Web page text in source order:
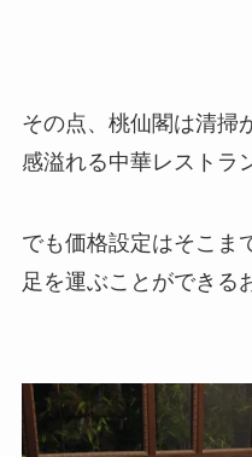
その点、桃仙閣は清掃
感溢れる中華レストラ
でも価格設定はそこま
足を運ぶことができる